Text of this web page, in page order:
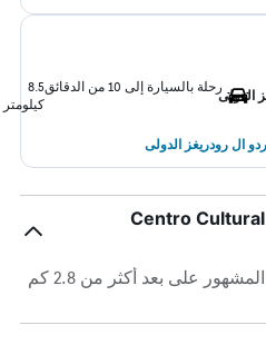
الدولى
رحلة بالسيارة إلى 10 من الدقائق
8.5
كيلومتر
ال رودريغز الدولى
كم يبعد حياة بليس تيجوانا عن Centro Cultural
يقع Centro Cultural Tijuana المشهور على بعد أكثر من 2.8 كم